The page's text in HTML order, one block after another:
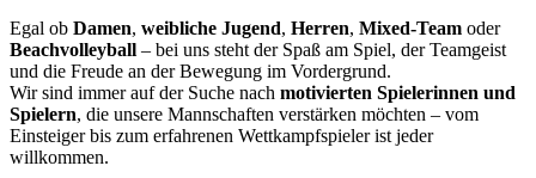
Egal ob Damen, weibliche Jugend, Herren, Mixed-Team oder
Beachvolleyball – bei uns steht der Spaß am Spiel, der Teamgeist
und die Freude an der Bewegung im Vordergrund.
Wir sind immer auf der Suche nach motivierten Spielerinnen und
Spielern, die unsere Mannschaften verstärken möchten – vom
Einsteiger bis zum erfahrenen Wettkampfspieler ist jeder
willkommen.